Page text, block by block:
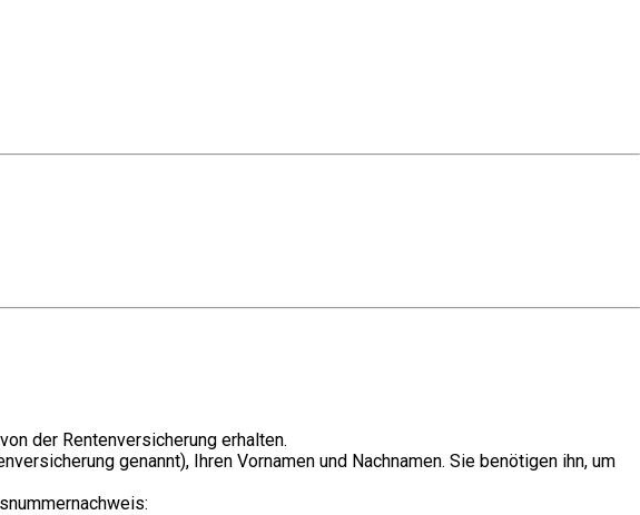
der Rentenversicherung erhalten.
genannt), Ihren Vornamen und Nachnamen. Sie benötigen ihn, um
: